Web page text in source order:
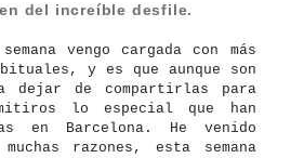
del increíble desfile.
vengo cargada con más
y es que aunque son
dejar de compartirlas para
lo especial que han
en Barcelona. He venido
razones, esta semana